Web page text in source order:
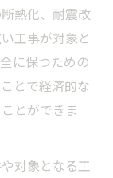
リフォーム
ーミーズの
現
熱化、耐震改
工事が対象と
に保つための
とで経済的な
とができま
対象となる工